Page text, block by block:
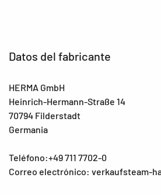
Datos del fabricante
HERMA GmbH
Heinrich-Hermann-Straße 14
70794 Filderstadt
Germania
Teléfono:+49 711 7702-0
Correo electrónico: verkaufsteam-